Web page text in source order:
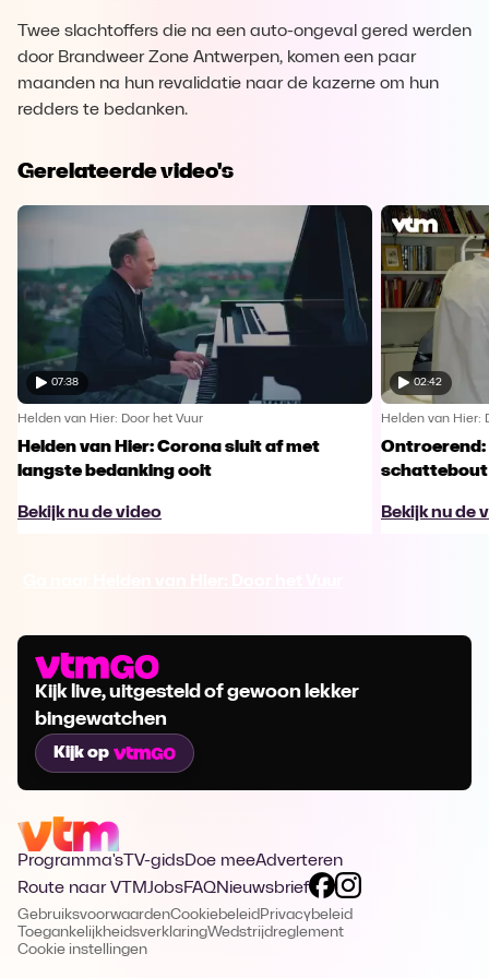
Twee slachtoffers die na een auto-ongeval gered werden
door Brandweer Zone Antwerpen, komen een paar
maanden na hun revalidatie naar de kazerne om hun
redders te bedanken.
Gerelateerde video's
07:38
Helden van Hier: Door het Vuur
Helden van Hier: Corona sluit af met
langste bedanking ooit
Bekijk nu de video
02:42
Helden van Hier:
Ontroerend:
Bekijk nu de
Kijk live, uitgesteld of gewoon lekker
bingewatchen
Kijk op
Programma's TV-gidsDoe meeAdverteren
Route naar VTMJobsFAQNieuwsbrief
GebruiksvoorwaardenCookiebeleid Privacybeleid
ToegankelijkheidsverklaringWedstrijdreglement
Cookie instellingen